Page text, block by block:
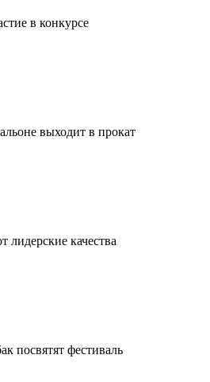
в конкурсе
выходит в прокат
лидерские качества
посвятят фестиваль